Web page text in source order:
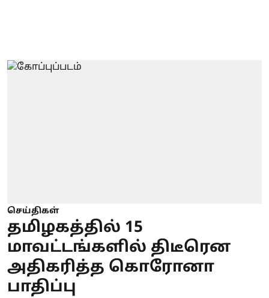
செய்திகள்
தமிழகத்தில் 15
மாவட்டங்களில் திடீரென
அதிகரித்த கொரோனா
பாதிப்பு